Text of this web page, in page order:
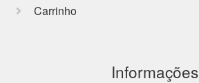
Carrinho
Informações